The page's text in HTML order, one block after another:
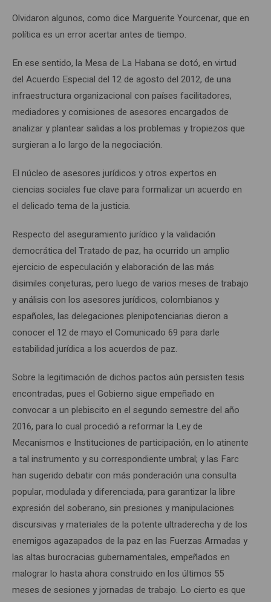
Olvidaron algunos, como dice Marguerite Yourcenar, que en
política es un error acertar antes de tiempo.
En ese sentido, la Mesa de La Habana se dotó, en virtud
del Acuerdo Especial del 12 de agosto del 2012, de una
infraestructura organizacional con países facilitadores,
mediadores y comisiones de asesores encargados de
analizar y plantear salidas a los problemas y tropiezos que
surgieran a lo largo de la negociación.
El núcleo de asesores jurídicos y otros expertos en
ciencias sociales fue clave para formalizar un acuerdo en
el delicado tema de la justicia.
Respecto del aseguramiento jurídico y la validación
democrática del Tratado de paz, ha ocurrido un amplio
ejercicio de especulación y elaboración de las más
disimiles conjeturas, pero luego de varios meses de trabajo
y análisis con los asesores jurídicos, colombianos y
españoles, las delegaciones plenipotenciarias dieron a
conocer el 12 de mayo el Comunicado 69 para darle
estabilidad jurídica a los acuerdos de paz.
Sobre la legitimación de dichos pactos aún persisten tesis
encontradas, pues el Gobierno sigue empeñado en
convocar a un plebiscito en el segundo semestre del año
2016, para lo cual procedió a reformar la Ley de
Mecanismos e Instituciones de participación, en lo atinente
a tal instrumento y su correspondiente umbral; y las Farc
han sugerido debatir con más ponderación una consulta
popular, modulada y diferenciada, para garantizar la libre
expresión del soberano, sin presiones y manipulaciones
discursivas y materiales de la potente ultraderecha y de los
enemigos agazapados de la paz en las Fuerzas Armadas y
las altas burocracias gubernamentales, empeñados en
malograr lo hasta ahora construido en los últimos 55
meses de sesiones y jornadas de trabajo. Lo cierto es que